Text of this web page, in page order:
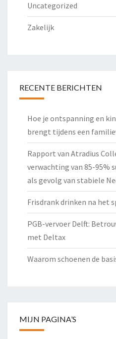
Uncategorized
Zakelijk
RECENTE BERICHTEN
Hoe je ontspanning en
brengt tijdens een
Rapport van Atradius
verwachting van 85-95%
als gevolg van stabiele
Frisdrank drinken na het
PGB-vervoer Delft:
met Deltax
Waarom schoenen de
MIJN PAGINA’S